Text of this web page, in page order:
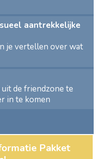
aantrekkelijke
je vertellen over wat
de friendzone te
in te komen
Pakket